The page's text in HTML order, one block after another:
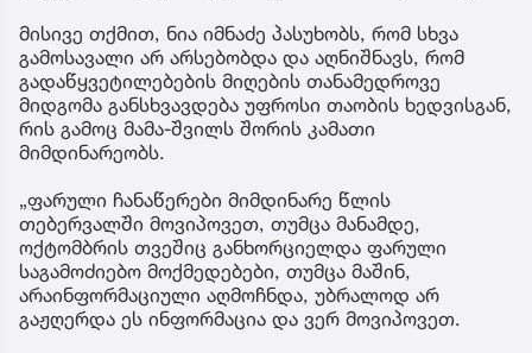
მისივე თქმით, ნია იმნაძე პასუხობს, რომ სხვა
გამოსავალი არ არსებობდა და აღნიშნავს, რომ
გადაწყვეტილებების მიღების თანამედროვე
მიდგომა განსხვავდება უფროსი თაობის ხედვისგან,
რის გამოც მამა-შვილს შორის კამათი
მიმდინარეობს.
„ფარული ჩანაწერები მიმდინარე წლის
თებერვალში მოვიპოვეთ, თუმცა მანამდე,
ოქტომბრის თვეშიც განხორციელდა ფარული
საგამოძიებო მოქმედებები, თუმცა მაშინ,
არაინფორმაციული აღმოჩნდა, უბრალოდ არ
გაჟღერდა ეს ინფორმაცია და ვერ მოვიპოვეთ.